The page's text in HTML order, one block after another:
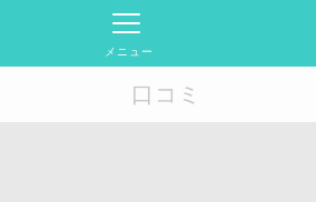
メニュー
口コミ